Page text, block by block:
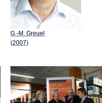
G.-M. Greuel
(2007)